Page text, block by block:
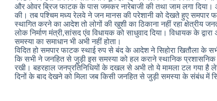
और ओवर ब्रिज फाटक के पास जमकर नारेबाजी की तथा जाम लगा
की। तब पश्चिम मध्य रेलवे ने जन मानस की परेशानी को देखते हुए
स्थागित करने का आदेश तो लोगों की खुशी का ठिकाना नहीं रहा क्षेत्रीय
लोक निर्माण मंत्री,सांसद एंव विधायक को साधुवाद दिया। विधायक के
समस्या का समाधान भी अभी नहीं होता।
विदित हो समपार फाटक स्थाई रुप से बंद के आदेश ने सिहोरा खितौला के
कि सभी ने जनहित से जुड़ी इस समस्या को हल कराने स्थानिक प्रशासनिक
रखी। बहरहाल जनप्रतिनिधियों के दखल से अभी तो ये मामला टल गया है
दिनों के बाद देखने को मिला जब किसी जनहित से जुड़ी समस्या के संबंध में